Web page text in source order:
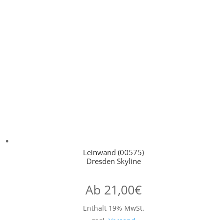
Leinwand (00575)
Dresden Skyline
Ab 21,00€
Enthält 19% MwSt.